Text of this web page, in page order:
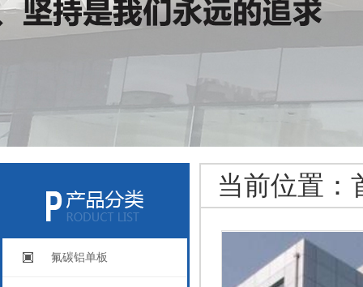
氟碳铝单板
当前位置：